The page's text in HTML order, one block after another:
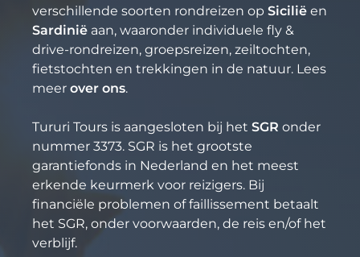
verschillende soorten rondreizen op Sicilië en
Sardinië aan, waaronder individuele fly &
drive-rondreizen, groepsreizen, zeiltochten,
fietstochten en trekkingen in de natuur. Lees
meer over ons.
Tururi Tours is aangesloten bij het SGR onder
nummer 3373. SGR is het grootste
garantiefonds in Nederland en het meest
erkende keurmerk voor reizigers. Bij
financiële problemen of faillissement betaalt
het SGR, onder voorwaarden, de reis en/of het
verblijf.